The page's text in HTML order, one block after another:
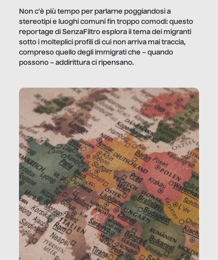
Non c’è più tempo per parlarne poggiandosi a
stereotipi e luoghi comuni fin troppo comodi: questo
reportage di SenzaFiltro esplora il tema dei migranti
sotto i molteplici profili di cui non arriva mai traccia,
compreso quello degli immigrati che – quando
possono – addirittura ci ripensano.